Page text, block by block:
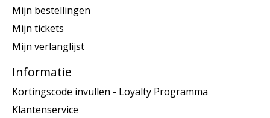
Mijn bestellingen
Mijn tickets
Mijn verlanglijst
Informatie
Kortingscode invullen - Loyalty Programma
Klantenservice